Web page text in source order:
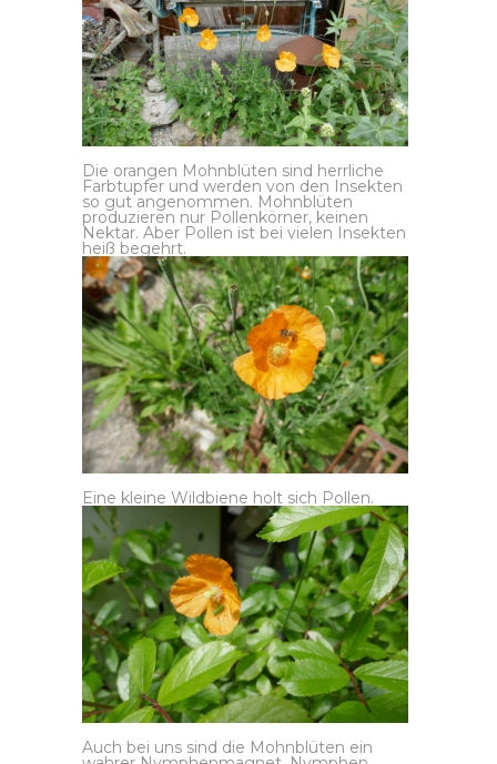
Die orangen Mohnblüten sind herrliche
Farbtupfer und werden von den Insekten
so gut angenommen. Mohnblüten
produzieren nur Pollenkörner, keinen
Nektar. Aber Pollen ist bei vielen Insekten
heiß begehrt.
Eine kleine Wildbiene holt sich Pollen.
Auch bei uns sind die Mohnblüten ein